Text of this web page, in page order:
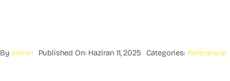
Byadmin Published On: Haziran 11, 2025 Categories: Referanslar